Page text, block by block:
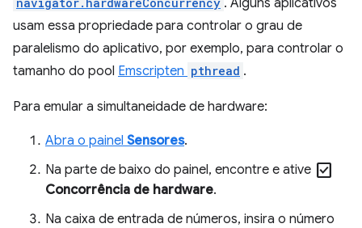
usam essa propriedade para controlar o grau de
paralelismo do aplicativo, por exemplo, para controlar o
tamanho do pool Emscripten pthread .
Para emular a simultaneidade de hardware:
Abra o painel Sensores.
Na parte de baixo do painel, encontre e ative check_box
Concorrência de hardware.
Na caixa de entrada de números, insira o número